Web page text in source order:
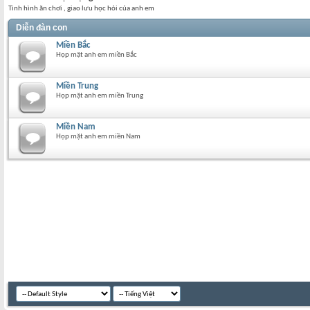
Tình hình ăn chơi , giao lưu học hỏi của anh em
Diễn đàn con
Miền Bắc
Họp mặt anh em miền Bắc
Miền Trung
Họp mặt anh em miền Trung
Miền Nam
Họp mặt anh em miền Nam